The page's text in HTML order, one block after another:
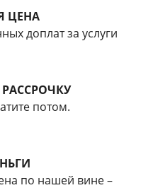
ЦЕНА
доплат за услуги
потом.
по нашей вине –